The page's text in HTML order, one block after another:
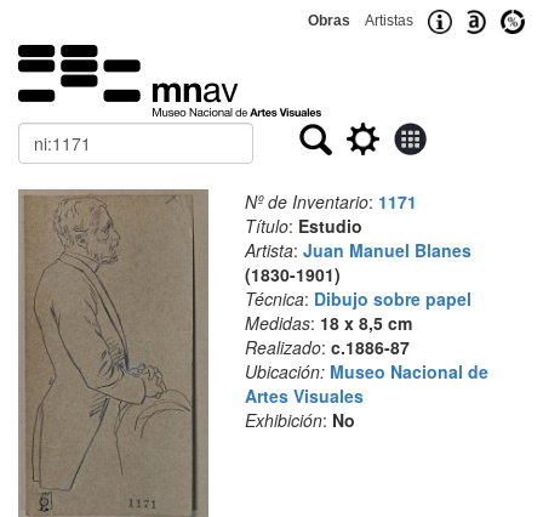
Obras Artistas
Buscar
Nº de Inventario: 1171
Título: Estudio
Artista: Juan Manuel Blanes
(1830-1901)
Técnica: Dibujo sobre papel
Medidas: 18 x 8,5 cm
Realizado: c.1886-87
Ubicación: Museo Nacional de
Artes Visuales
Exhibición: No